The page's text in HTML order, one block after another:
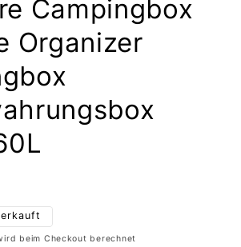
Campingbox
Organizer
beim Checkout berechnet